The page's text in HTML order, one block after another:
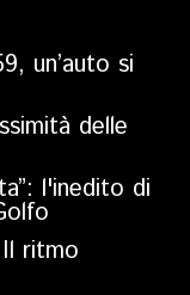
un’auto si
delle
l'inedito di
ritmo